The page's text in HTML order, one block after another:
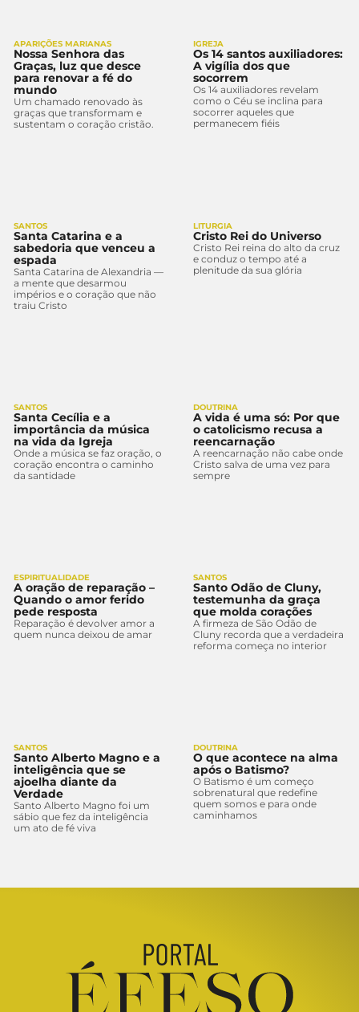
APARIÇÕES MARIANAS
Nossa Senhora das
Graças, luz que desce
para renovar a fé do
mundo
Um chamado renovado às
graças que transformam e
sustentam o coração cristão.
IGREJA
Os 14 santos auxiliadores:
A vigília dos que
socorrem
Os 14 auxiliadores revelam
como o Céu se inclina para
socorrer aqueles que
permanecem fiéis
SANTOS
Santa Catarina e a
sabedoria que venceu a
espada
Santa Catarina de Alexandria —
a mente que desarmou
impérios e o coração que não
traiu Cristo
LITURGIA
Cristo Rei do Universo
Cristo Rei reina do alto da cruz
e conduz o tempo até a
plenitude da sua glória
SANTOS
Santa Cecília e a
importância da música
na vida da Igreja
Onde a música se faz oração, o
coração encontra o caminho
da santidade
DOUTRINA
A vida é uma só: Por que
o catolicismo recusa a
reencarnação
A reencarnação não cabe onde
Cristo salva de uma vez para
sempre
ESPIRITUALIDADE
A oração de reparação –
Quando o amor ferido
pede resposta
Reparação é devolver amor a
quem nunca deixou de amar
SANTOS
Santo Odão de Cluny,
testemunha da graça
que molda corações
A firmeza de São Odão de
Cluny recorda que a verdadeira
reforma começa no interior
SANTOS
Santo Alberto Magno e a
inteligência que se
ajoelha diante da
Verdade
Santo Alberto Magno foi um
sábio que fez da inteligência
um ato de fé viva
DOUTRINA
O que acontece na alma
após o Batismo?
O Batismo é um começo
sobrenatural que redefine
quem somos e para onde
caminhamos